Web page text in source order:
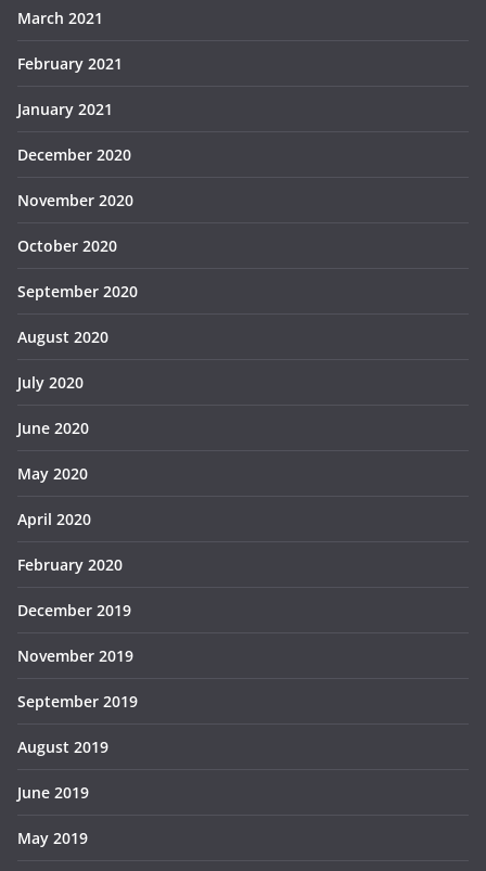
March 2021
February 2021
January 2021
December 2020
November 2020
October 2020
September 2020
August 2020
July 2020
June 2020
May 2020
April 2020
February 2020
December 2019
November 2019
September 2019
August 2019
June 2019
May 2019